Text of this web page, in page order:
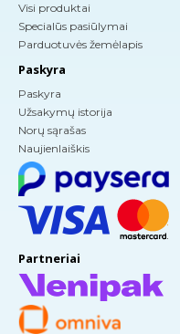
Visi produktai
Specialūs pasiūlymai
Parduotuvės žemėlapis
Paskyra
Paskyra
Užsakymų istorija
Norų sąrašas
Naujienlaiškis
Partneriai